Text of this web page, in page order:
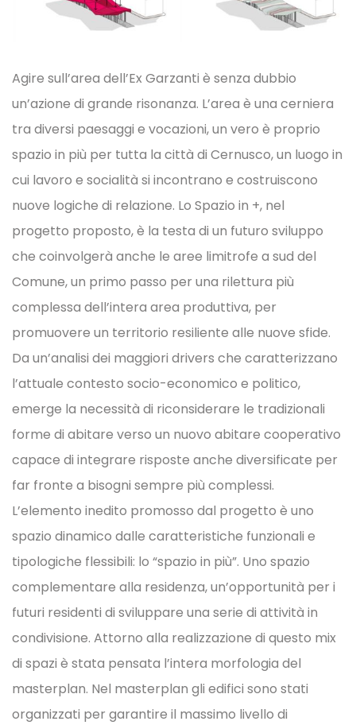
Agire sull’area dell’Ex Garzanti è senza dubbio
un’azione di grande risonanza. L’area è una cerniera
tra diversi paesaggi e vocazioni, un vero è proprio
spazio in più per tutta la città di Cernusco, un luogo in
cui lavoro e socialità si incontrano e costruiscono
nuove logiche di relazione. Lo Spazio in +, nel
progetto proposto, è la testa di un futuro sviluppo
che coinvolgerà anche le aree limitrofe a sud del
Comune, un primo passo per una rilettura più
complessa dell’intera area produttiva, per
promuovere un territorio resiliente alle nuove sfide.
Da un’analisi dei maggiori drivers che caratterizzano
l’attuale contesto socio-economico e politico,
emerge la necessità di riconsiderare le tradizionali
forme di abitare verso un nuovo abitare cooperativo
capace di integrare risposte anche diversificate per
far fronte a bisogni sempre più complessi.
L’elemento inedito promosso dal progetto è uno
spazio dinamico dalle caratteristiche funzionali e
tipologiche flessibili: lo “spazio in più”. Uno spazio
complementare alla residenza, un’opportunità per i
futuri residenti di sviluppare una serie di attività in
condivisione. Attorno alla realizzazione di questo mix
di spazi è stata pensata l’intera morfologia del
masterplan. Nel masterplan gli edifici sono stati
organizzati per garantire il massimo livello di